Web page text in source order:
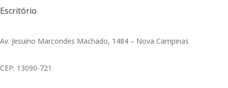
Escritório
Av. Jesuíno Marcondes Machado, 1484 – Nova Campinas
CEP: 13090-721